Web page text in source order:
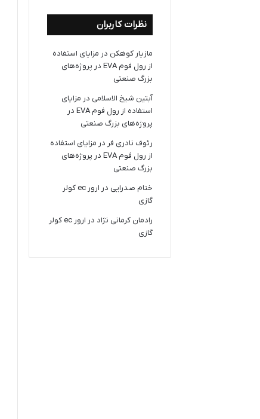
نظرات کاربران
مازیار کوهکن در مزایای استفاده
از رول فوم EVA در پروژه‌های
بزرگ صنعتی
آبتین شیخ الاسلامی در مزایای
استفاده از رول فوم EVA در
پروژه‌های بزرگ صنعتی
رئوف نادری فر در مزایای استفاده
از رول فوم EVA در پروژه‌های
بزرگ صنعتی
ختام صدرایی در
ارور ec کولر
گازی
رادمان کرمانی نژاد در
ارور ec کولر
گازی